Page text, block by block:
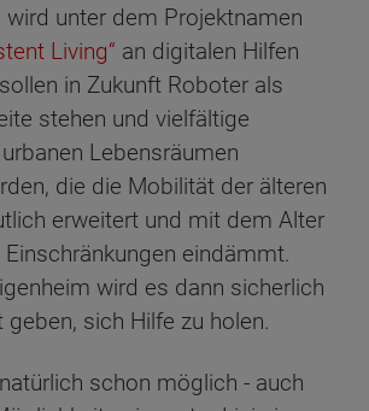
wird unter dem Projektnamen
Living“ an digitalen Hilfen
in Zukunft Roboter als
stehen und vielfältige
Lebensräumen
die die Mobilität der älteren
erweitert und mit dem Alter
eindämmt.
wird es dann sicherlich
sich Hilfe zu holen.
schon möglich - auch